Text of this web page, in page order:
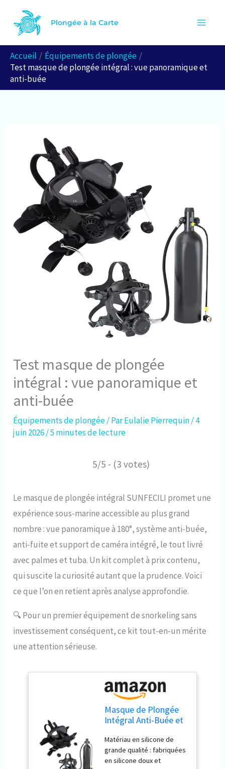
contenu
Plongée à la Carte
Accueil
Équipements de plongée
Test masque de plongée intégral : vue panoramique et
anti-buée
Test masque de plongée
intégral : vue panoramique et
anti-buée
Équipements de plongée/ ParEulalie Pierrequin/4
juin 2026/5 minutes de lecture
5/5 - (3 votes)
Le masque de plongée intégral SUNFECILI promet une
expérience sous-marine accessible au plus grand
nombre : vue panoramique à 180°, système anti-buée,
anti-fuite et support de caméra intégré, le tout livré
avec palmes et tuba. Un kit complet à prix contenu,
qui suscite la curiosité autant que la prudence. Voici
ce que l’on en retient après analyse approfondie.
🔍 Pour un premier équipement de snorkeling sans
investissement conséquent, ce kit tout-en-un mérite
une attention sérieuse.
Masque de Plongée
Intégral Anti-Buée et
avec Vue
Panoramique 180° et
Support de Caméra
Matériau en silicone de
grande qualité : fabriquées
en silicone doux et
e
h
e
r